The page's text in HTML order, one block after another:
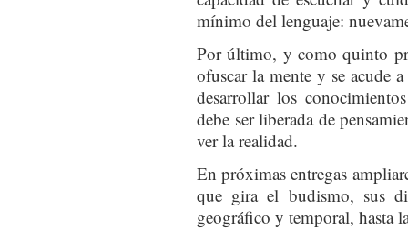
mínimo del lenguaje:
Por último, y como quinto
ofuscar la mente y se acude
desarrollar los
debe ser liberada de
ver la realidad.
En próximas entregas
que gira el budismo, sus
geográfico y temporal, hasta